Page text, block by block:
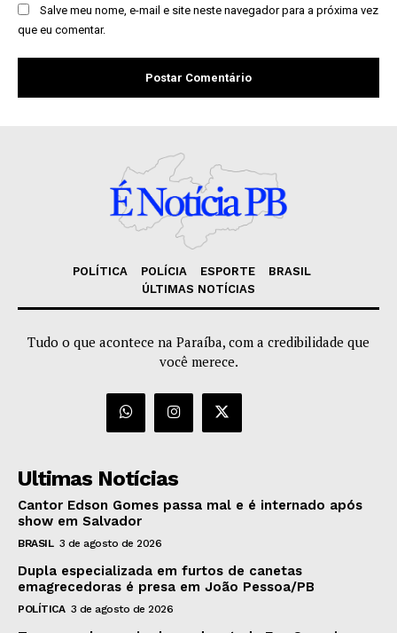
Salve meu nome, e-mail e site neste navegador para a próxima vez
que eu comentar.
POLÍTICA POLÍCIA ESPORTE
BRASIL
ÚLTIMAS NOTÍCIAS
Tudo o que acontece na Paraíba, com a credibilidade que
você merece.
Ultimas Notícias
Cantor Edson Gomes passa mal e é internado após
show em Salvador
BRASIL 3 de agosto de 2026
Dupla especializada em furtos de canetas
emagrecedoras é presa em João Pessoa/PB
POLÍTICA 3 de agosto de 2026